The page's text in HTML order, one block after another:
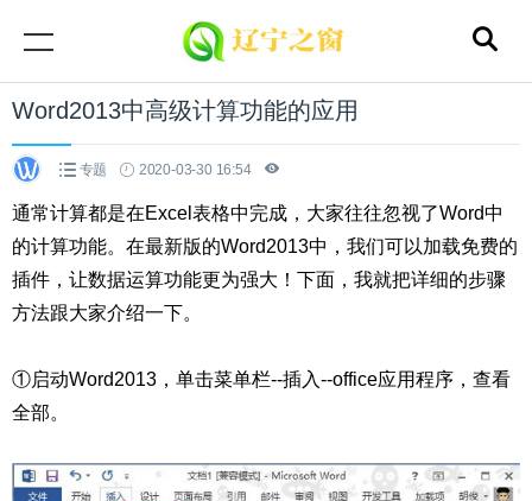
Word2013中高级计算功能的应用
专题 2020-03-30 16:54
通常计算都是在Excel表格中完成，大家往往忽视了Word中
的计算功能。在最新版的Word2013中，我们可以加载免费的
插件，让数据运算功能更为强大！下面，我就把详细的步骤
方法跟大家介绍一下。
①启动Word2013，单击菜单栏--插入--office应用程序，查看
全部。